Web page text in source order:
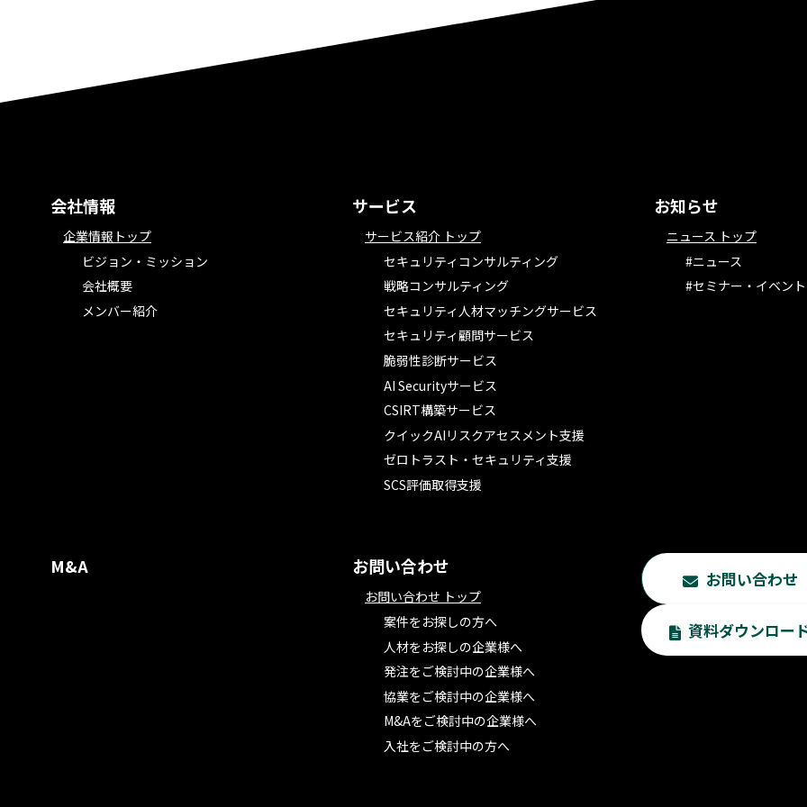
会社情報
企業情報トップ
ビジョン・ミッション
会社概要
メンバー紹介
サービス
サービス紹介 トップ
セキュリティコンサルティング
戦略コンサルティング
セキュリティ人材マッチングサービス
セキュリティ顧問サービス
脆弱性診断サービス
AI Securityサービス
CSIRT構築サービス
クイックAIリスクアセスメント支援
ゼロトラスト・セキュリティ支援
SCS評価取得支援
お知らせ
ニュース トップ
#ニュース
#セミナー・イベント
M&A お問い合わせ
お問い合わせ トップ
案件をお探しの方へ
人材をお探しの企業様へ
発注をご検討中の企業様へ
協業をご検討中の企業様へ
M&Aをご検討中の企業様へ
入社をご検討中の方へ
お問い合わせ
資料ダウンロー